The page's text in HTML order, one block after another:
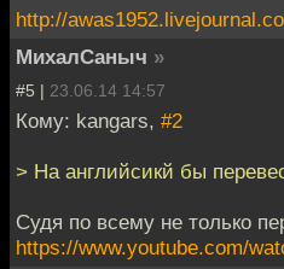
http://
МихалСаныч »
#5 | 23.06.14 14:57
Кому: kangars, #2
> На английсикй бы
Судя по всему не только
https://www.youtube.com/